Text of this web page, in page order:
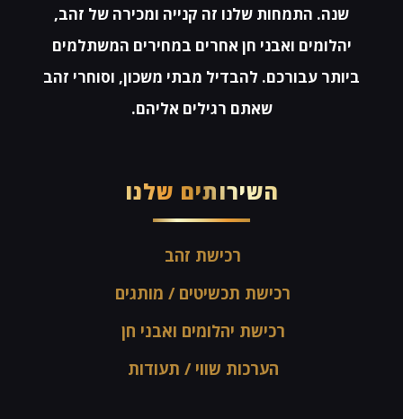
שנה. התמחות שלנו זה קנייה ומכירה של זהב,
יהלומים ואבני חן אחרים במחירים המשתלמים
ביותר עבורכם. להבדיל מבתי משכון, וסוחרי זהב
שאתם רגילים אליהם.
השירותים שלנו
רכישת זהב
רכישת תכשיטים / מותגים
רכישת יהלומים ואבני חן
הערכות שווי / תעודות